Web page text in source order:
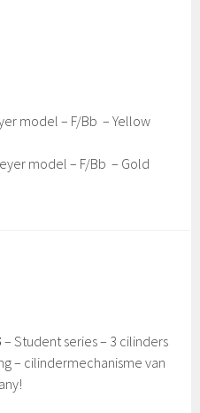
model – F/Bb – Yellow
model – F/Bb – Gold
– Student series – 3 cilinders
– cilindermechanisme van